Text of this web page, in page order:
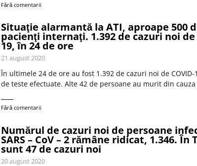
Fără comentarii
Situaţie alarmantă la ATI, aproape 500
pacienţi internaţi. 1.392 de cazuri noi de
19, în 24 de ore
21 august 2020
În ultimele 24 de ore au fost 1.392 de cazuri noi de COVID-
de teste efectuate. Alte 42 de persoane au murit din
Fără comentarii
Numărul de cazuri noi de persoane
SARS – CoV – 2 rămâne ridicat, 1.346. În
sunt 47 de cazuri noi
20 august 2020